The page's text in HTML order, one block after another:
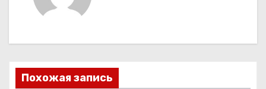
ц
и
Похожая запись